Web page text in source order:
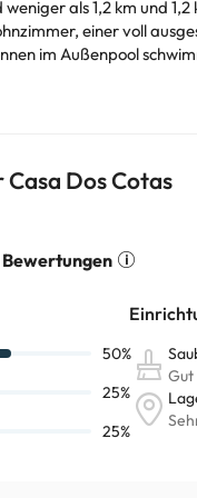
km und 1,2 km von dieser Villa
einer voll ausgestatteten Küche
im Garten entspannen, oder
do Alemão 2,2 km
geändert werden. Wenn
Dos Cotas